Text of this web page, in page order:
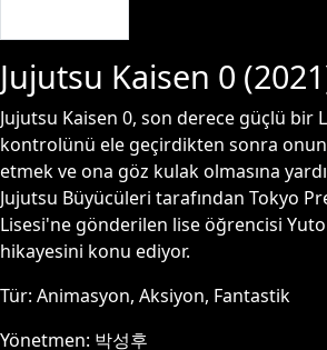
Jujutsu Kaisen 0 (2021
Jujutsu Kaisen 0, son derece güçlü bir
kontrolünü ele geçirdikten sonra
etmek ve ona göz kulak olmasına
Jujutsu Büyücüleri tarafından Tokyo
Lisesi'ne gönderilen lise öğrencisi
hikayesini konu ediyor.
Tür: Animasyon, Aksiyon, Fantastik
Yönetmen: 박성후